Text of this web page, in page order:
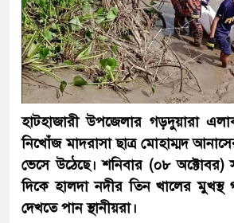
হাটহাজারী উপজেলার গড়দুয়ারা
নিখোঁজ মাদরাসা ছাত্র মোহাম্মদ
ভেসে উঠেছে। শনিবার (০৮ অক্টোবর)
দিকে হালদা নদীর তিন খালের মুখস্থ
দেখতে পান স্থানীয়রা।